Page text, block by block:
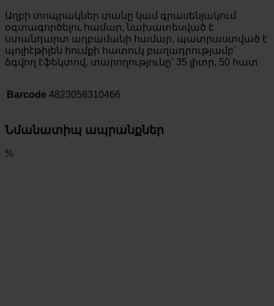
Աղբի տոպրակներ տանը կամ գրասենյակում
օգտագործելու համար, նախատեսված է
ստանդարտ աղբամանի համար, պատրաստված է
պոլիէթիլեն հումքի հատուկ բաղադրությամբ՝
ձգվող էֆեկտով, տարողությունը՝ 35 լիտր, 50 հատ
Barcode 4823058310466
Նմանատիպ ապրանքներ
%